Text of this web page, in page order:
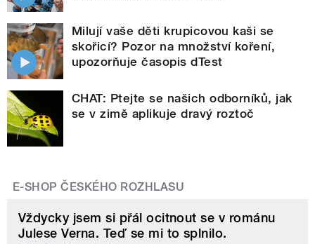
Milují vaše děti krupicovou kaši se
skořicí? Pozor na množství koření,
upozorňuje časopis dTest
CHAT: Ptejte se našich odborníků, jak
se v zimě aplikuje dravý roztoč
E-SHOP ČESKÉHO ROZHLASU
Vždycky jsem si přál ocitnout se v románu
Julese Verna. Teď se mi to splnilo.